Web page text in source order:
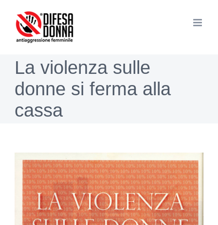
contenuto
La violenza sulle
donne si ferma alla
cassa
Ingrandisci
immagine